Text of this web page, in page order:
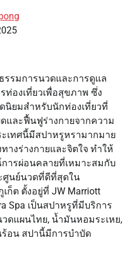
รมการนวดและการดูแล
องเที่ยวเพื่อสุขภาพ ซึ่ง
นิยมสำหรับนักท่องเที่ยวที่
และฟื้นฟูร่างกายจากความ
เทศนี้มีสปาหรูหรามากมาย
างร่างกายและจิตใจ ทำให้
ารผ่อนคลายที่เหมาะสมกับ
ศูนย์นวดที่ดีที่สุดใน
เก็ต ตั้งอยู่ที่ JW Marriott
Spa เป็นสปาหรูที่มีบริการ
ดแผนไทย, น้ำมันหอมระเหย,
อน สปานี้มีการบำบัด